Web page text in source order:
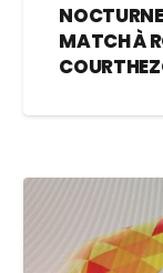
MATCH À